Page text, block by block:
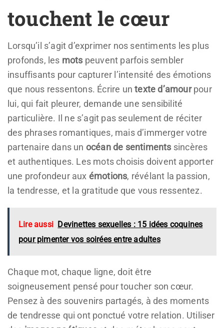
touchent le cœur
Lorsqu’il s’agit d’exprimer nos sentiments les plus
profonds, les mots peuvent parfois sembler
insuffisants pour capturer l’intensité des émotions
que nous ressentons. Écrire untexte d’amourpour
lui, qui fait pleurer, demande une sensibilité
particulière. Il ne s’agit pas seulement de réciter
des phrases romantiques, mais d’immerger votre
partenaire dans un océan de sentiments sincères
et authentiques. Les mots choisis doivent apporter
une profondeur aux émotions, révélant la passion,
la tendresse, et la gratitude que vous ressentez.
Lire aussi Devinettes sexuelles : 15 idées coquines
pour pimenter vos soirées entre adultes
Chaque mot, chaque ligne, doit être
soigneusement pensé pour toucher son cœur.
Pensez à des souvenirs partagés, à des moments
de tendresse qui ont ponctué votre relation. Utiliser